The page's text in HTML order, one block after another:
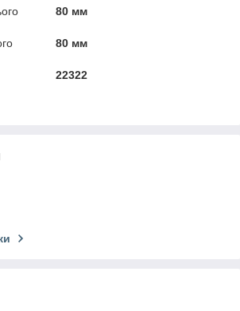
80 мм
80 мм
22322